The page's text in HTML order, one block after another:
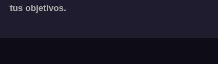
tus objetivos.